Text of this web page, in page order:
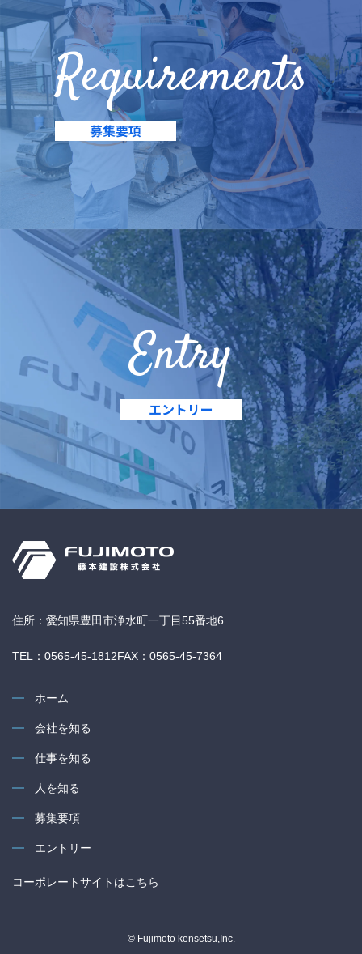
Requirements
募集要項
Entry
エントリー
住所：愛知県豊田市浄水町一丁目55番地6
TEL：0565-45-1812FAX：0565-45-7364
ホーム
会社を知る
仕事を知る
人を知る
募集要項
エントリー
© Fujimoto kensetsu,Inc.
コーポレートサイトはこちら